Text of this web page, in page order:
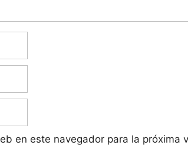
en este navegador para la próxima